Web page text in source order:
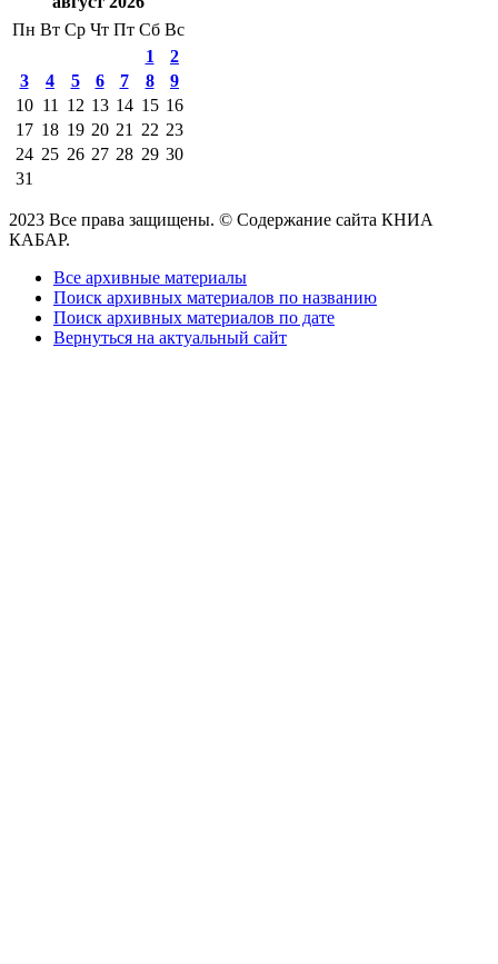
Пн Вт Ср Чт Пт Сб Вс
1
2
3
4 5 6 7 8
9
10 11 12 13 14 15 16
17 18 19 20 21 22 23
24 25 26 27 28 29 30
31
2023 Все права защищены. © Содержание сайта КНИА
КАБАР.
Все архивные материалы
Поиск архивных материалов по названию
Поиск архивных материалов по дате
Вернуться на актуальный сайт